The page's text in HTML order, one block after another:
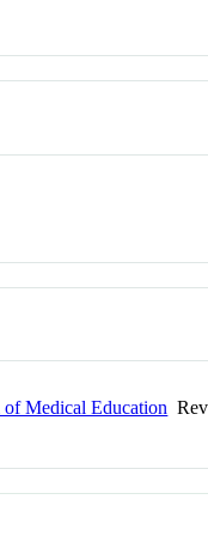
Medical Education